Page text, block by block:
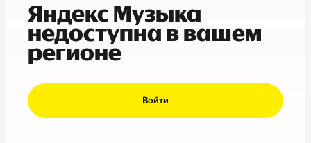
Яндекс Музыка
недоступна в вашем
регионе
Войти